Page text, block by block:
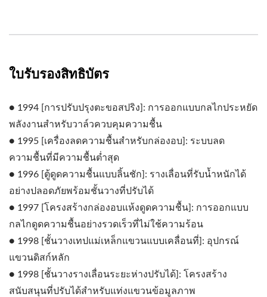
ใบรับรองสิทธิบัตร
● 1994 [การปรับปรุงตะขอสปริง]: การออกแบบกลไกประหยัด
พลังงานสำหรับวาล์วควบคุมความชื้น
● 1995 [เครื่องลดความชื้นสำหรับกล่องอบ]: ระบบลด
ความชื้นที่มีความชื้นต่ำสุด
● 1996 [ตู้ดูดความชื้นแบบลิ้นชัก]: รางเลื่อนที่รับน้ำหนักได้
อย่างปลอดภัยพร้อมชั้นวางที่ปรับได้
● 1997 [โครงสร้างกล่องอบแห้งดูดความชื้น]: การออกแบบ
กลไกดูดความชื้นอย่างรวดเร็วที่ไม่ใช้ความร้อน
● 1998 [ชั้นวางเทปแม่เหล็กแขวนแบบเคลื่อนที่]: อุปกรณ์
แขวนดิสก์หลัก
● 1998 [ชั้นวางรางเลื่อนระยะห่างปรับได้]: โครงสร้าง
สนับสนุนที่ปรับได้สำหรับแท่งแขวนข้อมูลภาพ